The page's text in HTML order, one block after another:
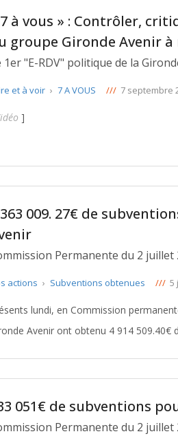
à vous » : Contrôler,
groupe Gironde Avenir
1er "E-RDV" politique de la
et à voir › 7 A VOUS /// 7 septembre
]
009. 27€ de
Commission
actions › Subventions obtenues /// 5
lundi, en Commission
Avenir ont obtenu 4 914 509.40€ de
051€ de subventions
Commission